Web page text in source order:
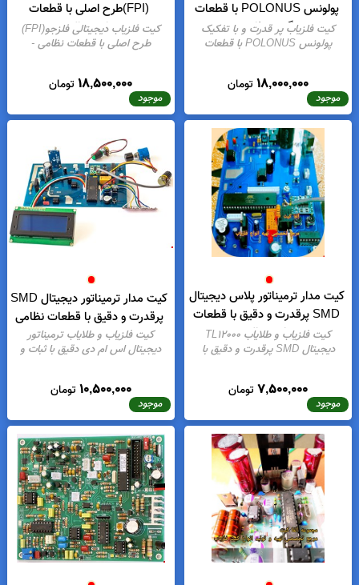
کیت مدار پر قدرت و با تفکیک
پولونس POLONUS با قطعات
گرید نظامی
کیت فلزیاب پر قدرت و با تفکیک
پولونس POLONUS با قطعات
نظامی- موجودی:2
18,000,000تومان
کیت مدار دیجیتالی فلزجو
(FPI)طرح اصلی با قطعات
اورجینال
طرح اصلی با قطعات نظامی-
موجودی: 26
18,500,000تومان
مدار ترمیناتور پلاس دیجیتال
SMD پرقدرت و دقیق با قطعات
اورجینال کیت فلزیاب و طلایاب TL12000
دیجیتال SMD پرقدرت و دقیق با
قطعات اورجینال- موجودی:20
7,500,000تومان
کیت مدار ترمیناتور دیجیتال SMD
پرقدرت و دقیق با قطعات نظامی
کیت فلزیاب و طلایاب ترمیناتور
دیجیتال اس ام دی دقیق با ثبات و
قطعات نظامی- موجودی:6
10,500,000تومان